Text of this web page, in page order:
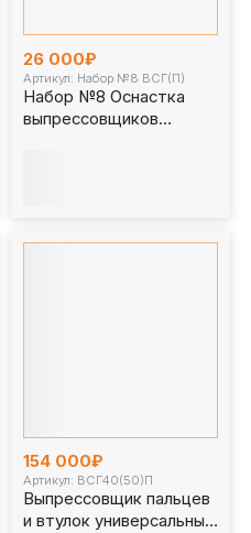
26 000₽
Артикул: Набор №8 ВСГ(П)
Набор №8 Оснастка
выпрессовщиков
154 000₽
Артикул: ВСГ40(50)П
Выпрессовщик пальцев
и втулок универсальный